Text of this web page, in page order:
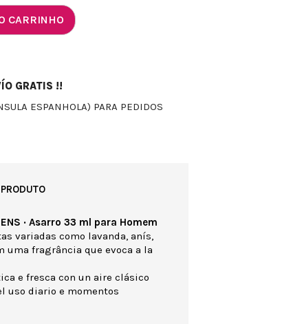
CARRINHO
GRATIS !!
ESPANHOLA) PARA PEDIDOS
· Asarro 33 ml para Homem
variadas como lavanda, anís,
uma fragrância que evoca a la
e fresca con un aire clásico
uso diario e momentos